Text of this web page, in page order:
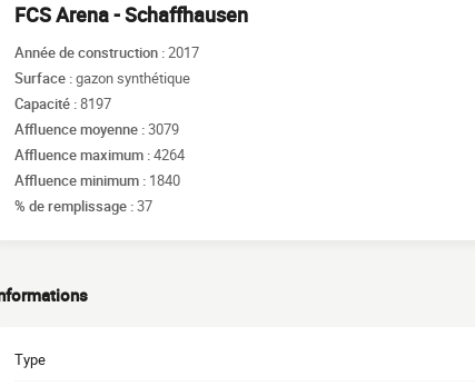
FCS Arena - Schaffhausen
Année de construction :2017
Surface :gazon synthétique
Capacité :8197
Affluence moyenne :3079
Affluence maximum :4264
Affluence minimum : 1840
% de remplissage :37
Type